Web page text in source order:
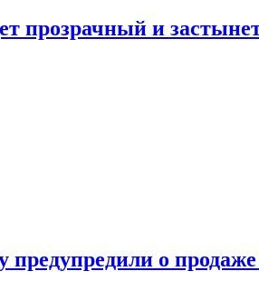
прозрачный и
предупредили о